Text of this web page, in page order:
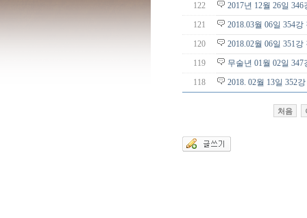
122
2017년 12월 26일
121
2018.03월 06일 354
120
2018.02월 06일 351
119
무술년 01월 02일
118
2018. 02월 13일 352
처음